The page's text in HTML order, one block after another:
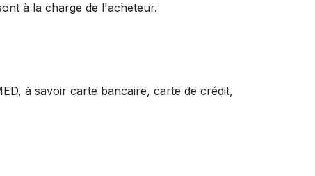
à la charge de l'acheteur.
à savoir carte bancaire, carte de crédit,